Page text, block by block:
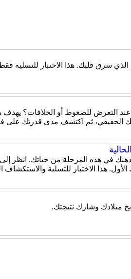
قلبك. هذا الاختبار للتسلية
للضغوط أو الخلافات؟ يهدف
الحقيقي، ثم اكتشف مدى قدرتك على
في هذه المرحلة من حياتك. انظر
هذا الاختبار للتسلية
ميلادك وشارك نتيجتك.